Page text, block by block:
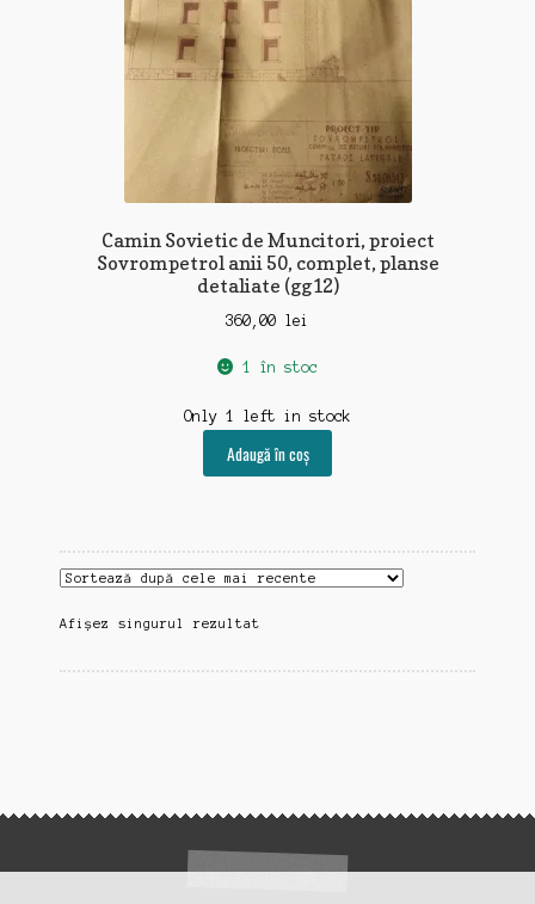
Camin Sovietic de Muncitori, proiect
Sovrompetrol anii 50, complet, planse
detaliate (gg12)
360,00 lei
1 în stoc
Only 1 left in stock
Adaugă în coș
Afișez singurul rezultat